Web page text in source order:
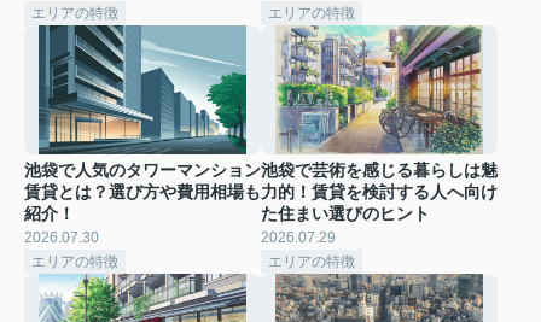
エリアの特徴
エリアの特徴
池袋で人気のタワーマンション
賃貸とは？選び方や費用相場も
紹介！
2026.07.30
エリアの特徴
池袋で芸術を感じる暮らしは魅
力的！賃貸を検討する人へ向け
た住まい選びのヒント
2026.07.29
エリアの特徴